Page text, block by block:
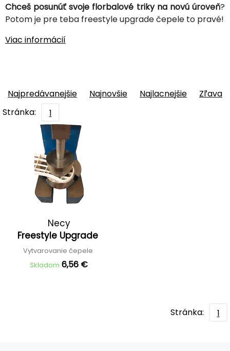
Chceš posunúť svoje florbalové triky na novú úroveň?
Potom je pre teba freestyle upgrade čepele to pravé!
Viac informácií
Najpredávanejšie Najnovšie Najlacnejšie
Zľava
Stránka:
1
Necy
Freestyle Upgrade
Vytvarovanie čepele
Skladom 6,56 €
Stránka: 1